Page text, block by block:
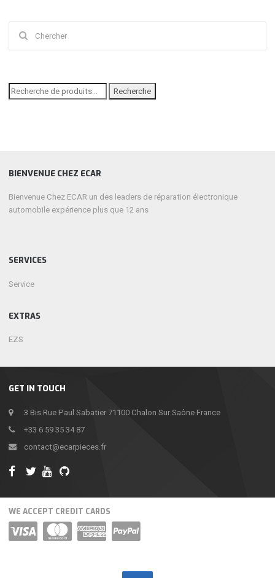
Recherche
pour :
Recherche
GET IN TOUCH
3 Bis Rue Paul Sabatier 71100 Chalon Sur Saône France
+33 6 59 35 34 87
contact@ecarpieces.fr
BIENVENUE CHEZ ECAR
Bienvenue Chez ECAR un des leaders de réparation électronique
automobile expérience plus que 12 ans
SERVICES
Service
EXTRAS
EZS
WE ACCEPT CREDIT CARDS